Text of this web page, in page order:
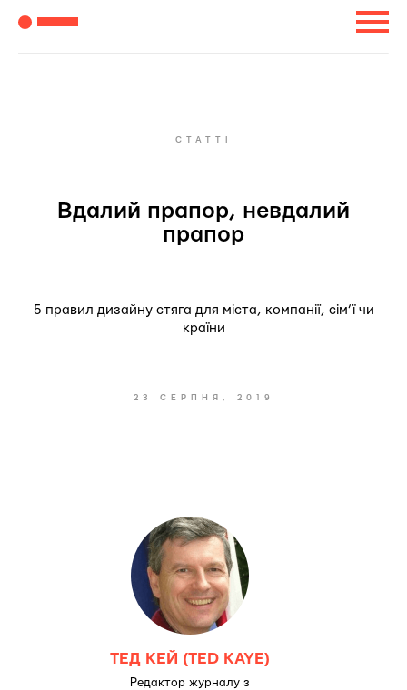
СТАТТІ
Вдалий прапор, невдалий
прапор
5 правил дизайну стяга для міста, компанії, сім’ї чи
країни
23 СЕРПНЯ, 2019
ТЕД КЕЙ (TED KAYE)
Редактор журналу з